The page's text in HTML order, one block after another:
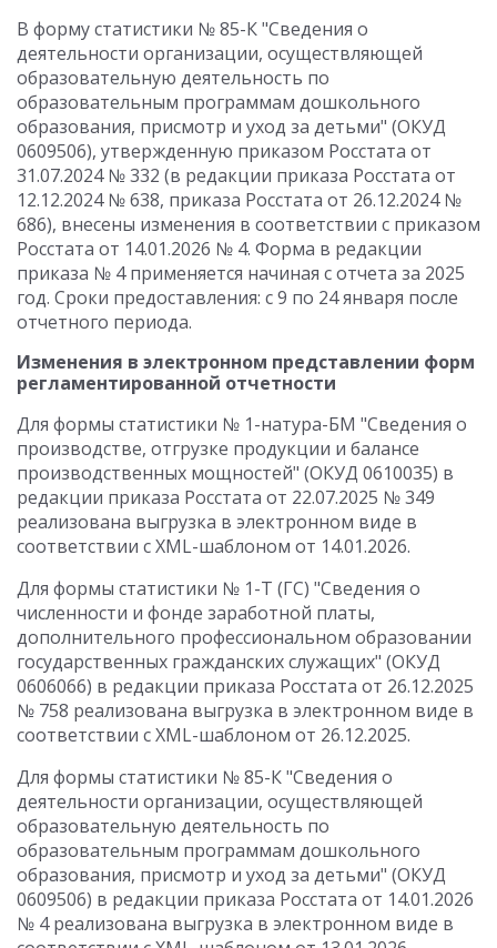
В форму статистики № 85-К "Сведения о
деятельности организации, осуществляющей
образовательную деятельность по
образовательным программам дошкольного
образования, присмотр и уход за детьми" (ОКУД
0609506), утвержденную приказом Росстата от
31.07.2024 № 332 (в редакции приказа Росстата от
12.12.2024 № 638, приказа Росстата от 26.12.2024 №
686), внесены изменения в соответствии с приказом
Росстата от 14.01.2026 № 4. Форма в редакции
приказа № 4 применяется начиная с отчета за 2025
год. Сроки предоставления: с 9 по 24 января после
отчетного периода.
Изменения в электронном представлении форм
регламентированной отчетности
Для формы статистики № 1-натура-БМ "Сведения о
производстве, отгрузке продукции и балансе
производственных мощностей" (ОКУД 0610035) в
редакции приказа Росстата от 22.07.2025 № 349
реализована выгрузка в электронном виде в
соответствии с XML-шаблоном от 14.01.2026.
Для формы статистики № 1-Т (ГС) "Сведения о
численности и фонде заработной платы,
дополнительного профессиональном образовании
государственных гражданских служащих" (ОКУД
0606066) в редакции приказа Росстата от 26.12.2025
№ 758 реализована выгрузка в электронном виде в
соответствии с XML-шаблоном от 26.12.2025.
Для формы статистики № 85-К "Сведения о
деятельности организации, осуществляющей
образовательную деятельность по
образовательным программам дошкольного
образования, присмотр и уход за детьми" (ОКУД
0609506) в редакции приказа Росстата от 14.01.2026
№ 4 реализована выгрузка в электронном виде в